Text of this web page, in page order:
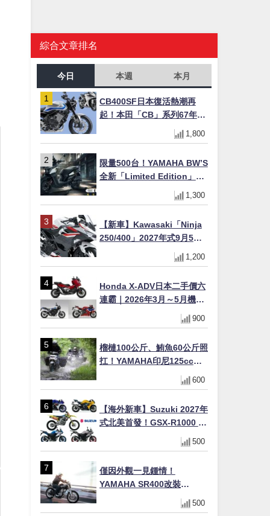
綜合文章排名
今日 本週 本月
CB400SF日本復活熱潮再
起！本田「CB」系列67年傳
奇解密 與CBR差異一次搞懂
1,800
限量500台！YAMAHA BW’S
全新「Limited Edition」都
市探索限定色 GOOPiMADE
聯名包同步登場
1,300
【新車】Kawasaki「Ninja
250/400」2027年式9月5日
日本發售！新塗裝登場×價格
不變×輔助滑動式離合器
1,200
Honda X-ADV日本二手價六
連霸｜2026年3月～5月機車
轉售排行榜 CBR1000RR-R
FIREBLADE SP首度躋身前
900
榴槤100公斤、鮪魚60公斤照
扛！YAMAHA印尼125cc速
克達Gear Ultima 2740公里
耐操實測
600
【海外新車】Suzuki 2027年
式北美首發！GSX-R1000 40
週年紀念×SV-7GX新款跨界
車×RM-Z450 Ken Roczen
500
僅因外觀一見鍾情！
YAMAHA SR400改裝
Tracker風格｜ 女車主的機車
人生蛻變記
500